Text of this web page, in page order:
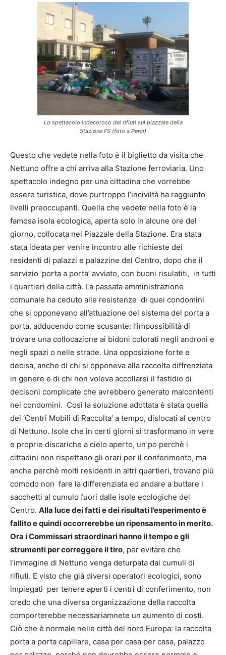
Lo spettacolo indecoroso dei rifiuti sul piazzale della
Stazione FS (foto a.Perci)
Questo che vedete nella foto è il biglietto da visita che
Nettuno offre a chi arriva alla Stazione ferroviaria. Uno
spettacolo indegno per una cittadina che vorrebbe
essere turistica, dove purtroppo l’inciviltà ha raggiunto
livelli preoccupanti. Quella che vedete nella foto è la
famosa isola ecologica, aperta solo in alcune ore del
giorno, collocata nel Piazzale della Stazione. Era stata
stata ideata per venire incontro alle richieste dei
residenti di palazzi e palazzine del Centro, dopo che il
servizio ‘porta a porta’ avviato, con buoni risulatiti, in tutti
i quartieri della città. La passata amministrazione
comunale ha ceduto alle resistenze di quei condomìni
che si opponevano all’attuazione del sistema del porta a
porta, adducendo come scusante: l’impossibilità di
trovare una collocazione ai bidoni colorati negli androni e
negli spazi o nelle strade. Una opposizione forte e
decisa, anche di chi si opponeva alla raccolta diffrenziata
in genere e di chi non voleva accollarsi il fastidio di
decisoni complicate che avrebbero generato malcontenti
nei condomini. Così la soluzione adottata è stata quella
dei ‘Centri Mobili di Raccolta’ a tempo, dislocati al centro
di Nettuno. Isole che in certi giorni si trasformano in vere
e proprie discariche a cielo aperto, un po perchè i
cittadini non rispettano gli orari per il conferimento, ma
anche perchè molti residenti in altri quartieri, trovano più
comodo non fare la differenziata ed andare a buttare i
sacchetti al cumulo fuori dalle isole ecologiche del
Centro. Alla luce dei fatti e dei risultati l’esperimento è
fallito e quindi occorrerebbe un ripensamento in merito.
Ora i Commissari straordinari hanno il tempo e gli
strumenti per correggere il tiro, per evitare che
l’immagine di Nettuno venga deturpata dai cumuli di
rifiuti. E visto che già diversi operatori ecologici, sono
impiegati per tenere aperti i centri di conferimento, non
credo che una diversa organizzazione della raccolta
comporterebbe necessariamnete un aumento di costi.
Ciò che è normale nelle città del nord Europa: la raccolta
porta a porta capillare, casa per casa per casa, palazzo